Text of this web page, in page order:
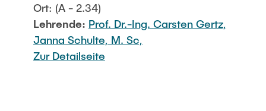
Ort: (A - 2.34)
Lehrende: Prof. Dr.-Ing. Carsten Gertz,
Janna Schulte, M. Sc,
Zur Detailseite